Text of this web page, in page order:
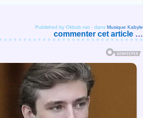
Published by Okbob.net - dans Musique Kabyle
commenter cet article …